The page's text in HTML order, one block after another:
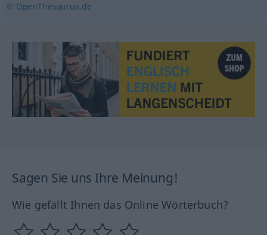
© OpenThesaurus.de
Sagen Sie uns Ihre Meinung!
Wie gefällt Ihnen das Online Wörterbuch?